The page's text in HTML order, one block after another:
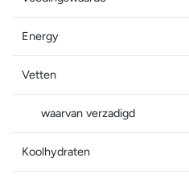
Energy
Vetten
waarvan verzadigd
Koolhydraten